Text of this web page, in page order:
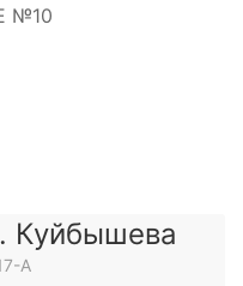
№10
Куйбышева
А